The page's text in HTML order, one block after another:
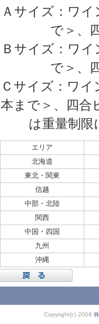
Ａサイズ：ワ
で＞、
Ｂサイズ：ワ
で＞、
Ｃサイズ：ワイ
本まで＞、四
は重量制
エリア
北海道
東北・関東
信越
中部・北陸
関西
中国・四国
九州
沖縄
Copyright(c) 2008